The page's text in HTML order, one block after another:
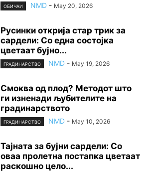
ОБИЧАИ NMD - May 20, 2026
Русинки открија стар трик за
сардели: Со една состојка
цветаат бујно...
ГРАДИНАРСТВО NMD - May 19, 2026
Смоква од плод? Методот што
ги изненади љубителите на
градинарството
ГРАДИНАРСТВО NMD - May 10, 2026
Тајната за бујни сардели: Со
оваа пролетна постапка цветаат
раскошно цело...